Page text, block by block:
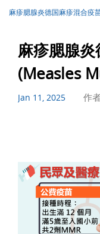
麻疹腮腺炎德国麻疹混合疫
麻疹腮腺
(Measles
Jan 11, 2025 作